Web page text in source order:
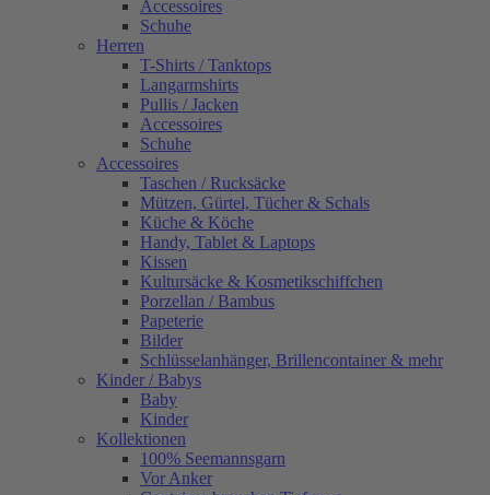
Accessoires
Schuhe
Herren
T-Shirts / Tanktops
Langarmshirts
Pullis / Jacken
Accessoires
Schuhe
Accessoires
Taschen / Rucksäcke
Mützen, Gürtel, Tücher & Schals
Küche & Köche
Handy, Tablet & Laptops
Kissen
Kultursäcke & Kosmetikschiffchen
Porzellan / Bambus
Papeterie
Bilder
Schlüsselanhänger, Brillencontainer & mehr
Kinder / Babys
Baby
Kinder
Kollektionen
100% Seemannsgarn
Vor Anker